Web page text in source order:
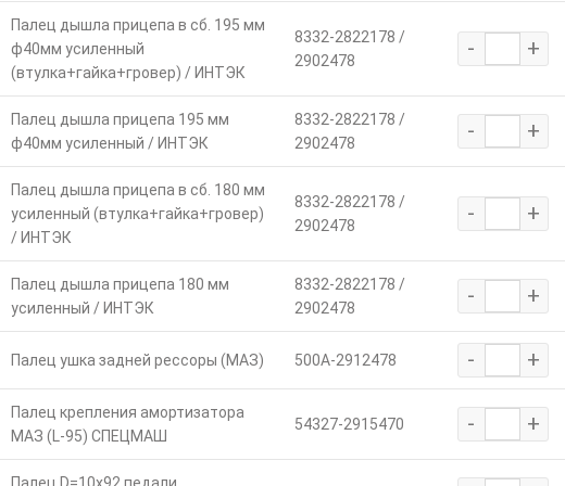
Палец дышла прицепа в сб. 195 мм
ф40мм усиленный
(втулка+гайка+гровер) / ИНТЭК
8332-2822178 /
2902478
- +
Палец дышла прицепа 195 мм
ф40мм усиленный / ИНТЭК
8332-2822178 /
2902478
- +
Палец дышла прицепа в сб. 180 мм
усиленный (втулка+гайка+гровер)
/ ИНТЭК
8332-2822178 /
2902478
- +
Палец дышла прицепа 180 мм
усиленный / ИНТЭК
8332-2822178 /
2902478
- +
Палец ушка задней рессоры (МАЗ) 500А-2912478 - +
Палец крепления амортизатора
МАЗ (L-95) СПЕЦМАШ
54327-2915470 - +